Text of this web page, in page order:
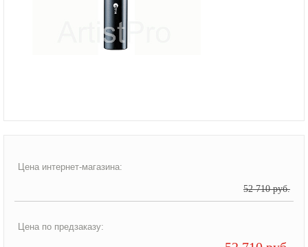
Цена интернет-магазина:
52 710 руб.
Цена по предзаказу: